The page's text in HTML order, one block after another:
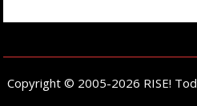
Copyright © 2005-2026 RISE!